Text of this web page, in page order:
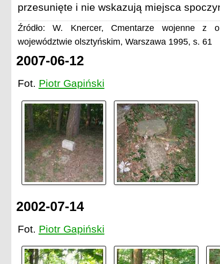
przesunięte i nie wskazują miejsca
Źródło: W. Knercer, Cmentarze wojenne z
województwie olsztyńskim, Warszawa 1995, s. 61
2007-06-12
Fot. Piotr Gapiński
2002-07-14
Fot. Piotr Gapiński